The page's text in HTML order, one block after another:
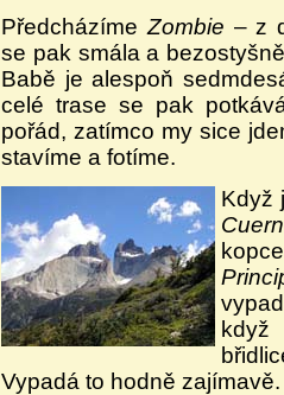
Předcházíme Zombie – z
se pak smála a
Babě je alespoň
celé trase se pak
pořád, zatímco my sice
stavíme a fotíme.
Když
když
Vypadá to hodně zajímavě.